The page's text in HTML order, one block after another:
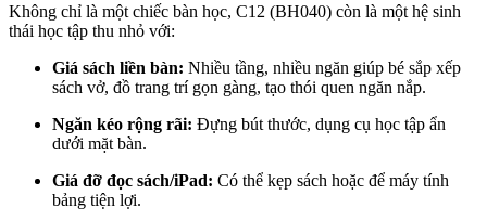
Không chỉ là một chiếc bàn học, C12 (BH040) còn là một hệ sinh
thái học tập thu nhỏ với:
Giá sách liền bàn: Nhiều tầng, nhiều ngăn giúp bé sắp xếp
sách vở, đồ trang trí gọn gàng, tạo thói quen ngăn nắp.
Ngăn kéo rộng rãi: Đựng bút thước, dụng cụ học tập ẩn
dưới mặt bàn.
Giá đỡ đọc sách/iPad: Có thể kẹp sách hoặc để máy tính
bảng tiện lợi.